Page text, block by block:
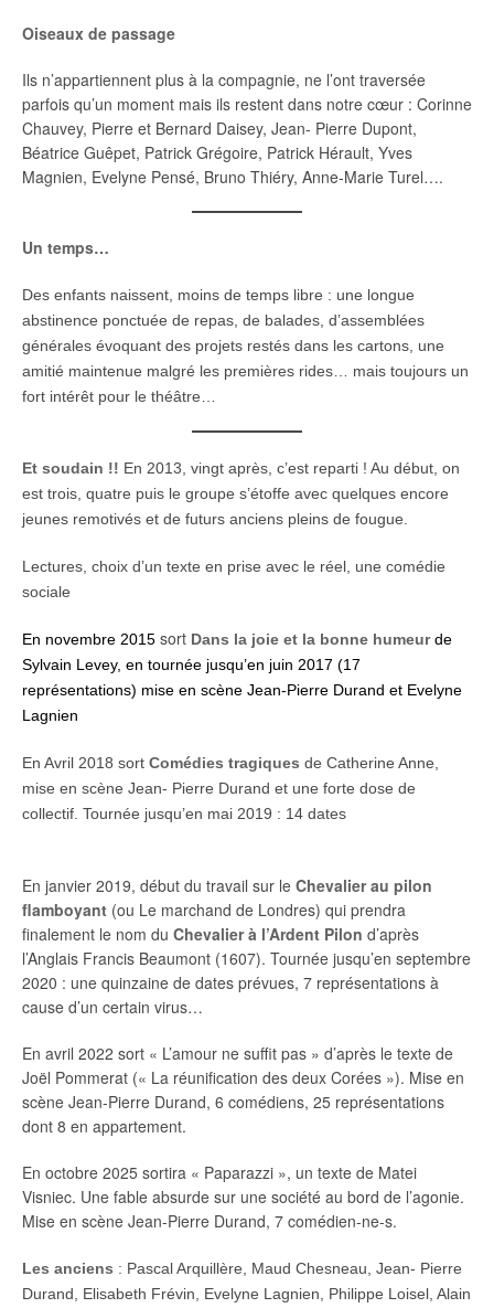
Oiseaux de passage
Ils n’appartiennent plus à la compagnie, ne l’ont traversée
parfois qu’un moment mais ils restent dans notre cœur : Corinne
Chauvey, Pierre et Bernard Daisey, Jean- Pierre Dupont,
Béatrice Guêpet, Patrick Grégoire, Patrick Hérault, Yves
Magnien, Evelyne Pensé, Bruno Thiéry, Anne-Marie Turel….
Un temps…
Des enfants naissent, moins de temps libre : une longue
abstinence ponctuée de repas, de balades, d’assemblées
générales évoquant des projets restés dans les cartons, une
amitié maintenue malgré les premières rides… mais toujours un
fort intérêt pour le théâtre…
Et soudain !! En 2013, vingt après, c’est reparti ! Au début, on
est trois, quatre puis le groupe s’étoffe avec quelques encore
jeunes remotivés et de futurs anciens pleins de fougue.
Lectures, choix d’un texte en prise avec le réel, une comédie
sociale
En novembre 2015 sort Dans la joie et la bonne humeurde
Sylvain Levey, en tournée jusqu’en juin 2017 (17
représentations) mise en scène Jean-Pierre Durand et Evelyne
Lagnien
En Avril 2018 sort Comédies tragiques de Catherine Anne,
mise en scène Jean- Pierre Durand et une forte dose de
collectif. Tournée jusqu’en mai 2019 : 14 dates
En janvier 2019, début du travail sur le Chevalier au pilon
flamboyant (ou Le marchand de Londres) qui prendra
finalement le nom du Chevalier à l’Ardent Pilon d’après
l’Anglais Francis Beaumont (1607). Tournée jusqu’en septembre
2020 : une quinzaine de dates prévues, 7 représentations à
cause d’un certain virus…
En avril 2022 sort « L’amour ne suffit pas » d’après le texte de
Joël Pommerat (« La réunification des deux Corées »). Mise en
scène Jean-Pierre Durand, 6 comédiens, 25 représentations
dont 8 en appartement.
En octobre 2025 sortira « Paparazzi », un texte de Matei
Visniec. Une fable absurde sur une société au bord de l’agonie.
Mise en scène Jean-Pierre Durand, 7 comédien-ne-s.
Les anciens : Pascal Arquillère, Maud Chesneau, Jean- Pierre
Durand, Elisabeth Frévin, Evelyne Lagnien, Philippe Loisel, Alain